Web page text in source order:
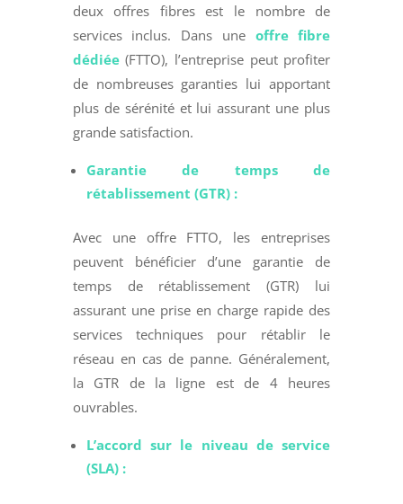
deux offres fibres est le nombre de
services inclus. Dans une offre fibre
dédiée(FTTO), l’entreprise peut profiter
de nombreuses garanties lui apportant
plus de sérénité et lui assurant une plus
grande satisfaction.
Garantie de temps de
rétablissement (GTR) :
Avec une offre FTTO, les entreprises
peuvent bénéficier d’une garantie de
temps de rétablissement (GTR) lui
assurant une prise en charge rapide des
services techniques pour rétablir le
réseau en cas de panne. Généralement,
la GTR de la ligne est de 4 heures
ouvrables.
L’accord sur le niveau de service
(SLA) :